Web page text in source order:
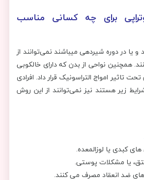
برای چه کسانی مناسب
و یا در دوره شیردهی میباشند نمی‌توانند از
همچنین نواحی از بدن که دارای خالکوبی
تاثیر امواج التراسونیک قرار داد. افرادی
زیر هستند نیز نمی‌توانند از این روش
کبدی یا لوزالمعده.
یا مشکلات پوستی.
ضد انعقاد مصرف می کنند.